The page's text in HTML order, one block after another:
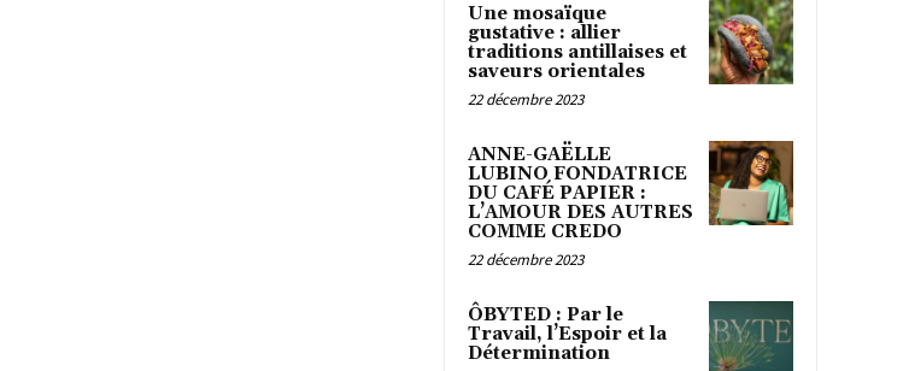
Une mosaïque
gustative : allier
traditions antillaises et
saveurs orientales
22 décembre 2023
ANNE-GAËLLE
LUBINO FONDATRICE
DU CAFÉ PAPIER :
L’AMOUR DES AUTRES
COMME CREDO
22 décembre 2023
ÔBYTED : Par le
Travail, l’Espoir et la
Détermination